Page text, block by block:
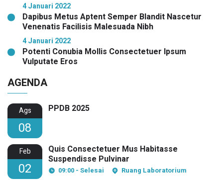
4 Januari 2022
Dapibus Metus Aptent Semper Blandit Nascetur
Venenatis Facilisis Malesuada Nibh
4 Januari 2022
Potenti Conubia Mollis Consectetuer Ipsum
Vulputate Eros
AGENDA
Ags
08
PPDB 2025
Feb
02
Quis Consectetuer Mus Habitasse
Suspendisse Pulvinar
09:00 - Selesai Ruang Laboratorium